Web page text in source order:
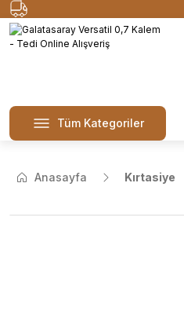
Tüm Kategoriler
Anasayfa Kırtasiye